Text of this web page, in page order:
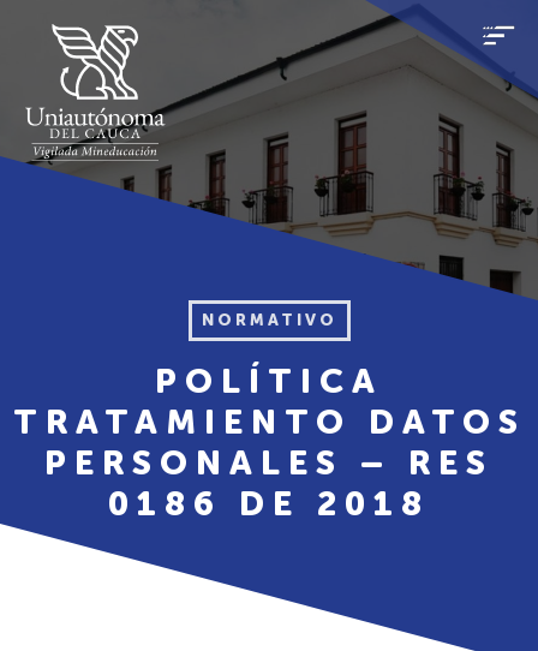
NORMATIVO
POLÍTICA
TRATAMIENTO DATOS
PERSONALES – RES
0186 DE 2018